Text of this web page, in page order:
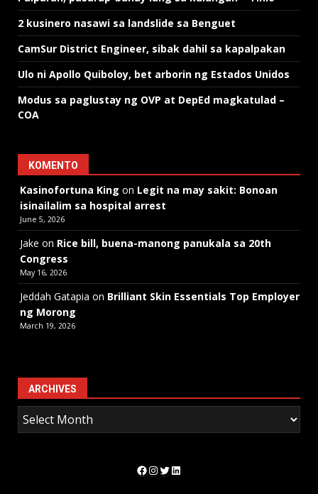
2 kusinero nasawi sa landslide sa Benguet
CamSur District Engineer, sibak dahil sa kapalpakan
Ulo ni Apollo Quiboloy, bet arborin ng Estados Unidos
Modus sa paglustay ng OVP at DepEd magkatulad –
COA
KOMENTO
Kasinofortuna King on Legit na may sakit: Bonoan
isinailalim sa hospital arrest
June 5, 2026
Jake on Rice bill, buena-manong panukala sa 20th
Congress
May 16, 2026
Jeddah Gatapia on Brilliant Skin Essentials Top Employer
ng Morong
March 19, 2026
ARCHIVES
Facebook
Instagram
Twitter
LinkedIn